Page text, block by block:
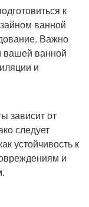
к
ванной
Важно
вашей ванной
и
зависит от
следует
устойчивость к
и